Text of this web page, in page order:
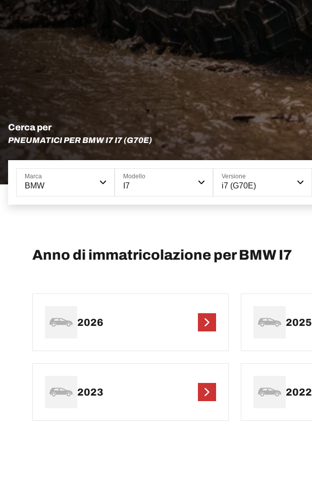
Cerca per
PNEUMATICI PER BMW I7 I7 (G70E)
Marca
BMW
Modello
I7
Versione
i7 (G70E)
Anno di immatricolazione per BMW I7
2026 2025
2023 2022